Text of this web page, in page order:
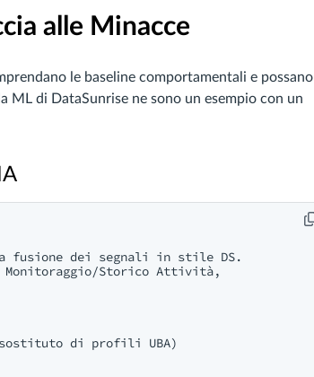
alle Minacce
le baseline comportamentali e possano
ML di DataSunrise ne sono un esempio con un
fusione dei segnali in stile DS.
Storico Attività,
di profili UBA)